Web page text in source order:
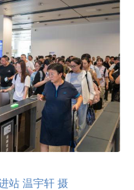
站 温宇轩 摄